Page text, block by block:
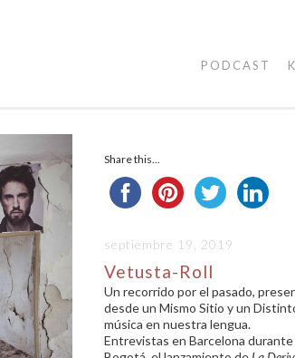
PODCAST
Share this...
septiembre 19, 2019
Vetusta-Roll
Un recorrido por el pasado,
desde un Mismo Sitio y un
música en nuestra lengua.
Entrevistas en Barcelona durante